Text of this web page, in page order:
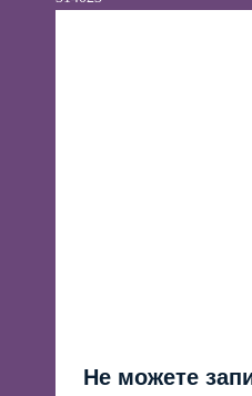
Не можете